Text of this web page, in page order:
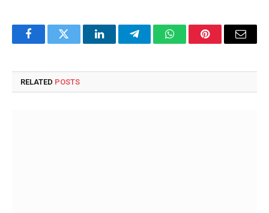
FacebookTwitter LinkedInTelegramWhatsAppPinterestEmail
RELATED POSTS